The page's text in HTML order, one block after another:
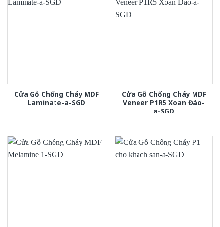
Cửa Gỗ Chống Cháy MDF
Laminate-a-SGD
Cửa Gỗ Chống Cháy MDF
Veneer P1R5 Xoan Đào-
a-SGD